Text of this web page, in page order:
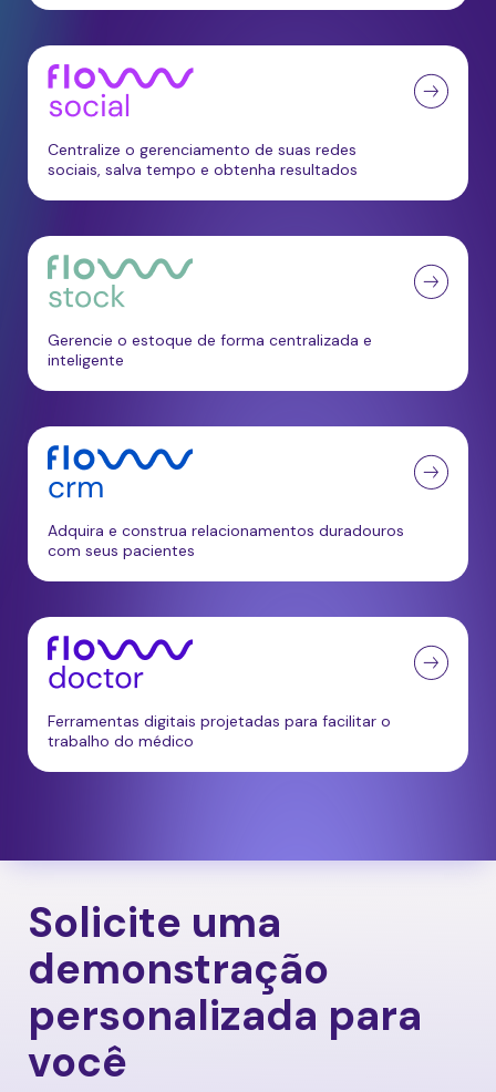
Centralize o gerenciamento de suas redes
sociais, salva tempo e obtenha resultados
Gerencie o estoque de forma centralizada e
inteligente
Adquira e construa relacionamentos duradouros
com seus pacientes
Ferramentas digitais projetadas para facilitar o
trabalho do médico
Solicite uma
demonstração
personalizada para
você